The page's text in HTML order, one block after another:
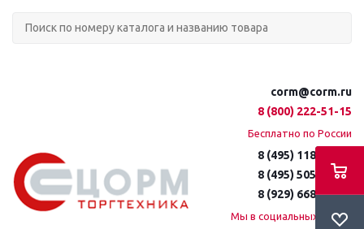
corm@corm.ru
8 (800) 222-51-15
Бесплатно по России
8 (495) 118-61-16
8 (495) 505-51-15
8 (929) 668-95-35
Мы в социальных сетях: